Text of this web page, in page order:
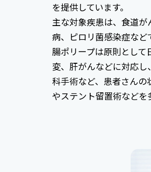
を提供しています。
主な対象疾患は、食道
病、ピロリ菌感染症な
腸ポリープは原則として
変、肝がんなどに対応
科手術など、患者さん
やステント留置術などを